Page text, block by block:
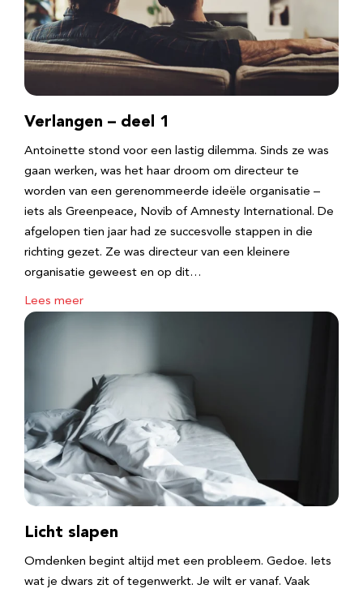
Verlangen – deel 1
Antoinette stond voor een lastig dilemma. Sinds ze was
gaan werken, was het haar droom om directeur te
worden van een gerenommeerde ideële organisatie –
iets als Greenpeace, Novib of Amnesty International. De
afgelopen tien jaar had ze succesvolle stappen in die
richting gezet. Ze was directeur van een kleinere
organisatie geweest en op dit…
Lees meer
Licht slapen
Omdenken begint altijd met een probleem. Gedoe. Iets
wat je dwars zit of tegenwerkt. Je wilt er vanaf. Vaak